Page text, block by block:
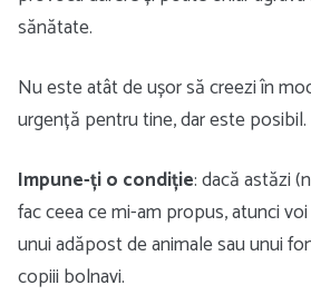
sănătate.
Nu este atât de ușor să creezi în
urgență pentru tine, dar este posibil.
Impune-ți o condiție: dacă astăzi
fac ceea ce mi-am propus, atunci
unui adăpost de animale sau unui
copiii bolnavi.